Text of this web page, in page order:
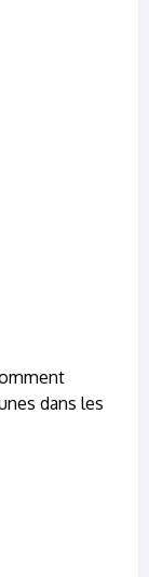
dans les